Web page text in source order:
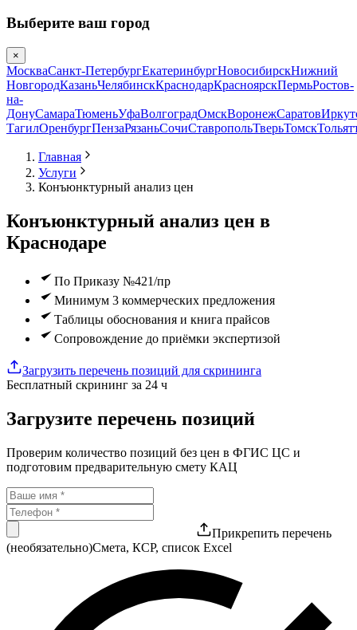
Выберите ваш город
×
МоскваСанкт-ПетербургЕкатеринбургНовосибирскНижний
НовгородКазаньЧелябинскКраснодарКрасноярскПермьРостов-
на-
ДонуСамараТюменьУфаВолгоградОмскВоронежСаратов
ТагилОренбургПензаРязаньСочиСтавропольТверьТомск
Главная
Услуги
Конъюнктурный анализ цен
Конъюнктурный анализ цен в
Краснодаре
По Приказу №421/пр
Минимум 3 коммерческих предложения
Таблицы обоснования и книга прайсов
Сопровождение до приёмки экспертизой
Загрузить перечень позиций для скрининга
Бесплатный скрининг за 24 ч
Загрузите перечень позиций
Проверим количество позиций без цен в ФГИС ЦС и
подготовим предварительную смету КАЦ
Прикрепить перечень
(необязательно)Смета, КСР, список Excel